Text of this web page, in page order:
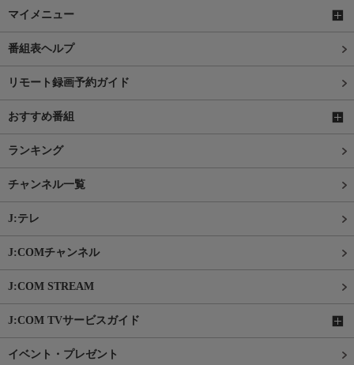
マイメニュー
番組表ヘルプ
リモート録画予約ガイド
おすすめ番組
ランキング
チャンネル一覧
J:テレ
J:COMチャンネル
J:COM STREAM
J:COM TVサービスガイド
イベント・プレゼント